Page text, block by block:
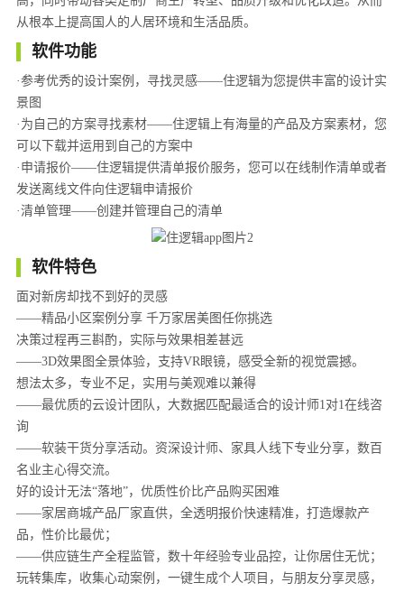
从根本上提高国人的人居环境和生活品质。
软件功能
·参考优秀的设计案例，寻找灵感——住逻辑为您提供丰富的设计实
景图
·为自己的方案寻找素材——住逻辑上有海量的产品及方案素材，您
可以下载并运用到自己的方案中
·申请报价——住逻辑提供清单报价服务，您可以在线制作清单或者
发送离线文件向住逻辑申请报价
·清单管理——创建并管理自己的清单
软件特色
面对新房却找不到好的灵感
——精品小区案例分享 千万家居美图任你挑选
决策过程再三斟酌，实际与效果相差甚远
——3D效果图全景体验，支持VR眼镜，感受全新的视觉震撼。
想法太多，专业不足，实用与美观难以兼得
——最优质的云设计团队，大数据匹配最适合的设计师1对1在线咨
询
——软装干货分享活动。资深设计师、家具人线下专业分享，数百
名业主心得交流。
好的设计无法“落地”，优质性价比产品购买困难
——家居商城产品厂家直供，全透明报价快速精准，打造爆款产
品，性价比最优；
——供应链生产全程监管，数十年经验专业品控，让你居住无忧；
玩转集库，收集心动案例，一键生成个人项目，与朋友分享灵感，